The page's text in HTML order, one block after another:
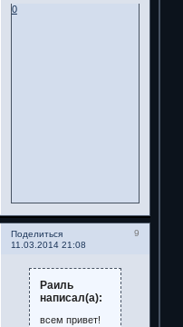
0
Поделиться
9
11.03.2014 21:08
Раиль
написал(а):
всем привет!